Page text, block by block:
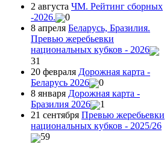
2 августа ЧМ. Рейтинг сборных
-2026.
0
8 апреля Беларусь, Бразилия.
Превью жеребьевки
национальных кубков - 2026
31
20 февраля Дорожная карта -
Беларусь 2026
0
8 января Дорожная карта -
Бразилия 2026
1
21 сентября Превью жеребьевки
национальных кубков - 2025/26
59